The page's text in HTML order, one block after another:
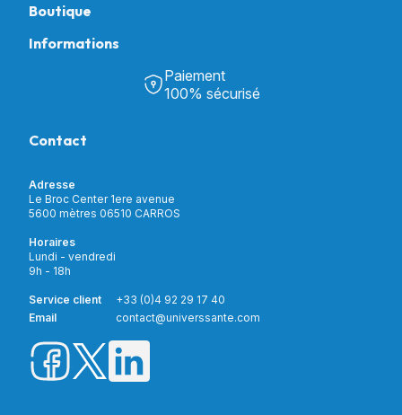
Boutique
Puériculture
Incontinence
Soins & Diagnostic
Aide à la mobilité
Matériel de location
Nouveautés
Promotions
Prix barrés
Informations
Découvrir Univers Santé
Notre catalogue
Mon compte
Livraison et paiement
Paiement
100% sécurisé
Contact
Adresse
Le Broc Center 1ere avenue
5600 mètres 06510 CARROS
Horaires
Lundi - vendredi
9h - 18h
Service client
+33 (0)4 92 29 17 40
Email
contact@universsante.com